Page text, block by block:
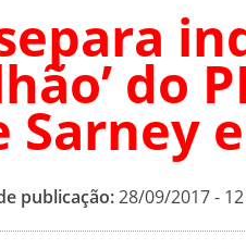
do
Sarney
publicação:28/09/2017 -